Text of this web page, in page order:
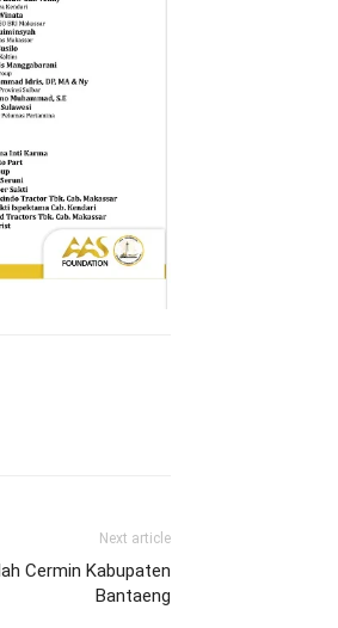
Next article
Cermin Kabupaten
Bantaeng